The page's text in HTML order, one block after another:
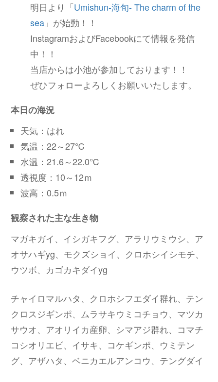
明日より「Umishun-海旬- The charm of the
sea 」が始動！！
InstagramおよびFacebookにて情報を発信
中！！
当店からは小池が参加しております！！
ぜひフォローよろしくお願いいたします。
本日の海況
天気：はれ
気温：22～27℃
水温：21.6～22.0℃
透視度：10～12ｍ
波高：0.5ｍ
観察された主な生き物
マガキガイ、イシガキフグ、アラリウミウシ、ア
オサハギyg、モクズショイ、クロホシイシモチ、
ウツボ、カゴカキダイyg
チャイロマルハタ、クロホシフエダイ群れ、テン
クロスジギンポ、ムラサキウミコチョウ、マツカ
サウオ、アオリイカ産卵、シマアジ群れ、コマチ
コシオリエビ、イサキ、コケギンポ、ウミテン
グ、アザハタ、ベニカエルアンコウ、テングダイ